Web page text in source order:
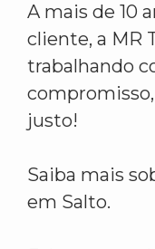
A mais de 10
cliente, a MR
trabalhando
justo!
Saiba mais
em Salto.